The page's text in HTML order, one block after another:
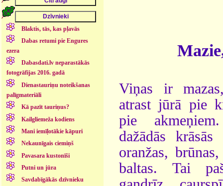
Blaktis, tās, kas pļavās
Dabas retumi pie Engures
ezera
Dabasdati.lv neparastākās
fotogrāfijas 2016. gadā
Dienastauriņu noteikšanas
palīgmateriāli
Kā pazīt tauriņus?
Kailgliemeža kodiens
Mani iemīļotākie kāpuri
Nekaunīgais ciemiņš
Pavasara kustonīši
Putni un jūra
Savdabīgākās dzīvnieku
Viņas ir
atrast jūrā pie
pie
dažādās
oranžas,
baltas. Tai